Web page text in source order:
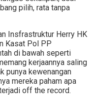
pilih, rata tanpa
Insfrastruktur Herry HK
Kasat Pol PP
di bawah seperti
kerjaannya saling
punya kewenangan
mereka paham apa
off the record.